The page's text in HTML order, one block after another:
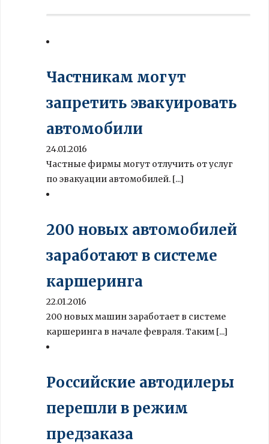
Частникам могут
запретить эвакуировать
автомобили
24.01.2016
Частные фирмы могут отлучить от услуг
по эвакуации автомобилей. [...]
200 новых автомобилей
заработают в системе
каршеринга
22.01.2016
200 новых машин заработает в системе
каршеринга в начале февраля. Таким [...]
Российские автодилеры
перешли в режим
предзаказа